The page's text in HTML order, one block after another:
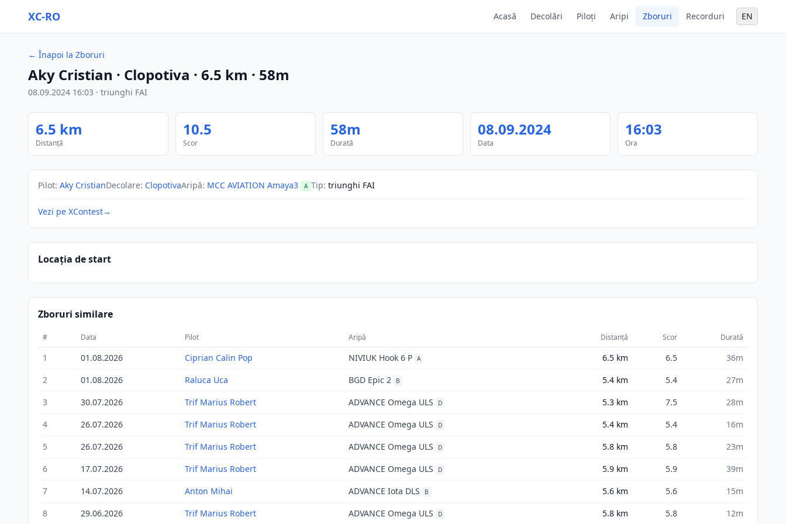
XC-RO Acasă Decolări Piloți Aripi Zboruri Recorduri EN
← Înapoi la Zboruri
Aky Cristian · Clopotiva · 6.5 km · 58m
08.09.2024 16:03 · triunghi FAI
6.5 km
Distanță
10.5
Scor
58m
Durată
08.09.2024
Data
16:03
Ora
Pilot: Aky CristianDecolare: ClopotivaAripă: MCC AVIATION Amaya3 A Tip: triunghi FAI
Vezi pe XContest→
Locația de start
Zboruri similare
# Data Pilot Aripă Distanță Scor Durată
1 01.08.2026 Ciprian Calin Pop NIVIUK Hook 6 P A 6.5 km 6.5
36m
2
01.08.2026 Raluca Uca BGD Epic 2 B 5.4 km 5.4
27m
3
30.07.2026 Trif Marius Robert ADVANCE Omega ULS D 5.3 km 7.5
28m
4
26.07.2026 Trif Marius Robert ADVANCE Omega ULS D 5.4 km 5.4
16m
5
26.07.2026 Trif Marius Robert ADVANCE Omega ULS D 5.8 km 5.8
23m
6
17.07.2026 Trif Marius Robert ADVANCE Omega ULS D 5.9 km 5.9
39m
7
14.07.2026 Anton Mihai ADVANCE Iota DLS B 5.6 km 5.6
15m
8
29.06.2026 Trif Marius Robert ADVANCE Omega ULS D 5.8 km 5.8 12m